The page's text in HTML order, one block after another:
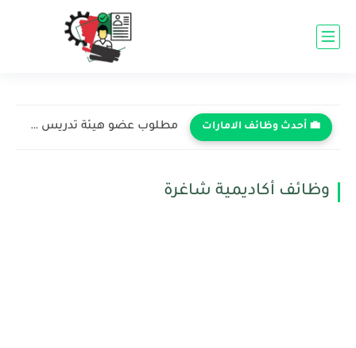
💼 أحدث وظائف الامارات مطلوب عضو هيئة تدريس في الجامعة الأمريكية في الشارقة -...
وظائف أكاديمية شاغرة